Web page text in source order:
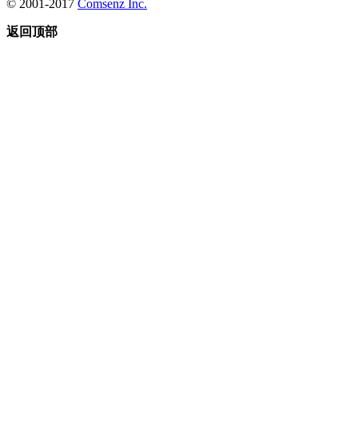
© 2001-2017 Comsenz Inc.
返回顶部